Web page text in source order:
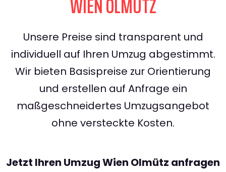
WIEN OLMÜTZ
Unsere Preise sind transparent und
individuell auf Ihren Umzug abgestimmt.
Wir bieten Basispreise zur Orientierung
und erstellen auf Anfrage ein
maßgeschneidertes Umzugsangebot
ohne versteckte Kosten.
Jetzt Ihren Umzug Wien Olmütz anfragen